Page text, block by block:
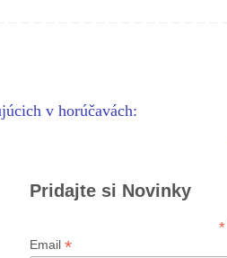
v horúčavách:
Pridajte si Novinky
*
Email *